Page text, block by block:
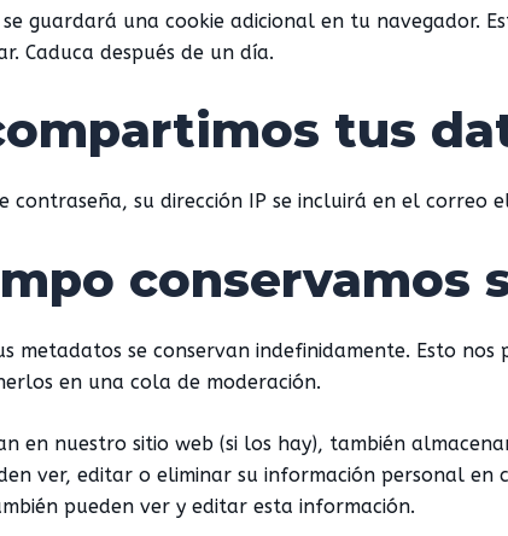
guardará una cookie adicional en tu navegador.
Caduca después de un día.
tus
contraseña, su dirección IP se incluirá en el correo
conservamos
metadatos se conservan indefinidamente. Esto
en una cola de moderación.
en nuestro sitio web (si los hay), también
ver, editar o eliminar su información personal en
pueden ver y editar esta información.